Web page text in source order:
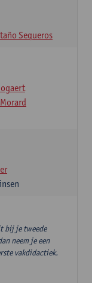
Sequeros
bij je tweede
neem je een
vakdidactiek.